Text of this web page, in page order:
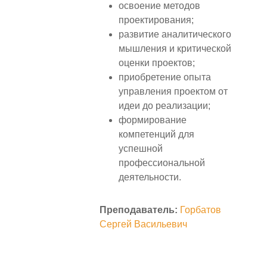
освоение методов
проектирования;
развитие аналитического
мышления и критической
оценки проектов;
приобретение опыта
управления проектом от
идеи до реализации;
формирование
компетенций для
успешной
профессиональной
деятельности.
Преподаватель: Горбатов
Сергей Васильевич